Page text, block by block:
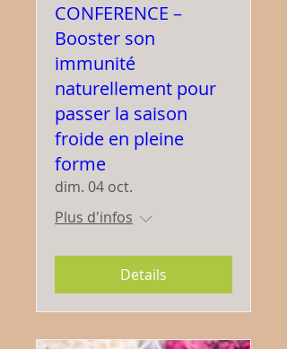
CONFERENCE –
Booster son
immunité
naturellement pour
passer la saison
froide en pleine
forme
dim. 04 oct.
Plus d'infos
Details